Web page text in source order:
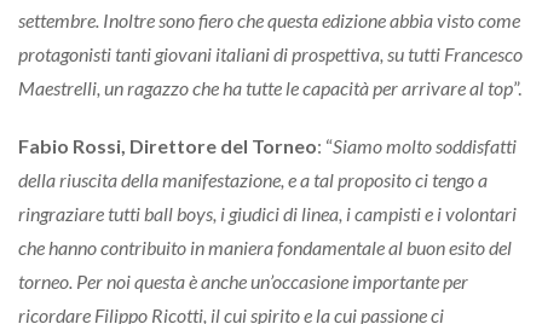
settembre. Inoltre sono fiero che questa edizione abbia visto come
protagonisti tanti giovani italiani di prospettiva, su tutti Francesco
Maestrelli, un ragazzo che ha tutte le capacità per arrivare al top”.
Fabio Rossi, Direttore del Torneo: “Siamo molto soddisfatti
della riuscita della manifestazione, e a tal proposito ci tengo a
ringraziare tutti ball boys, i giudici di linea, i campisti e i volontari
che hanno contribuito in maniera fondamentale al buon esito del
torneo. Per noi questa è anche un’occasione importante per
ricordare Filippo Ricotti, il cui spirito e la cui passione ci